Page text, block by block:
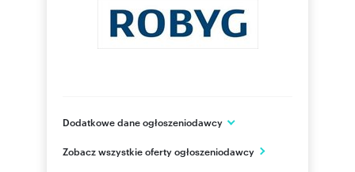
Dodatkowe dane ogłoszeniodawcy
Al. Rzeczypospolitej 1
Zobacz wszystkie oferty ogłoszeniodawcy